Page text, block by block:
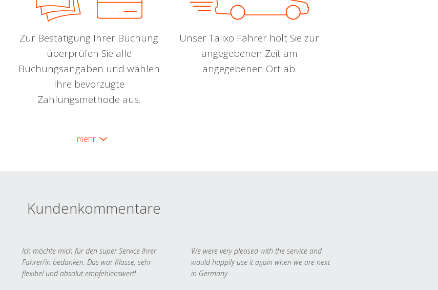
Zur Bestätigung Ihrer Buchung
überprüfen Sie alle
Buchungsangaben und wählen
Ihre bevorzugte
Zahlungsmethode aus.
Unser Talixo Fahrer holt Sie zur
angegebenen Zeit am
angegebenen Ort ab.
mehr
Kundenkommentare
Ich möchte mich für den super Service Ihrer
Fahrer/in bedanken. Das war Klasse, sehr
flexibel und absolut empfehlenswert!
We were very pleased with the service and
would happily use it again when we are next
in Germany.